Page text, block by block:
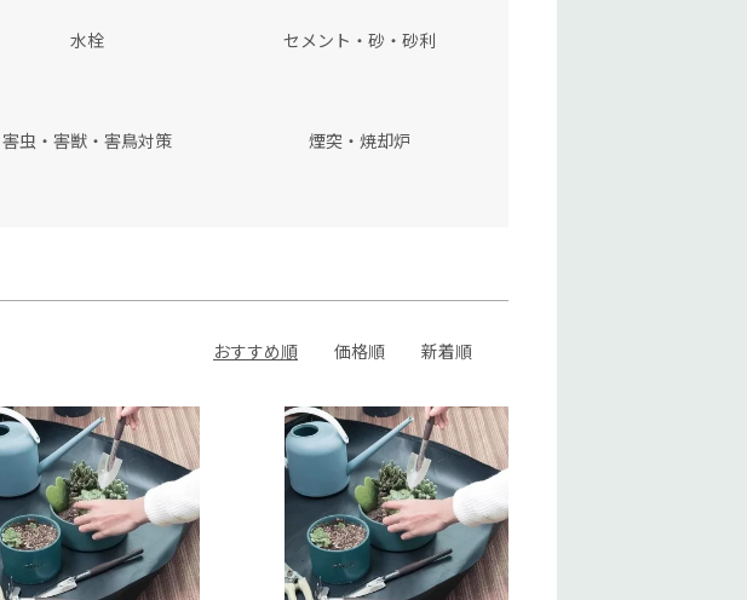
水栓 セメント・砂・砂利
害虫・害獣・害鳥対策 煙突・焼却炉
おすすめ順 価格順 新着順